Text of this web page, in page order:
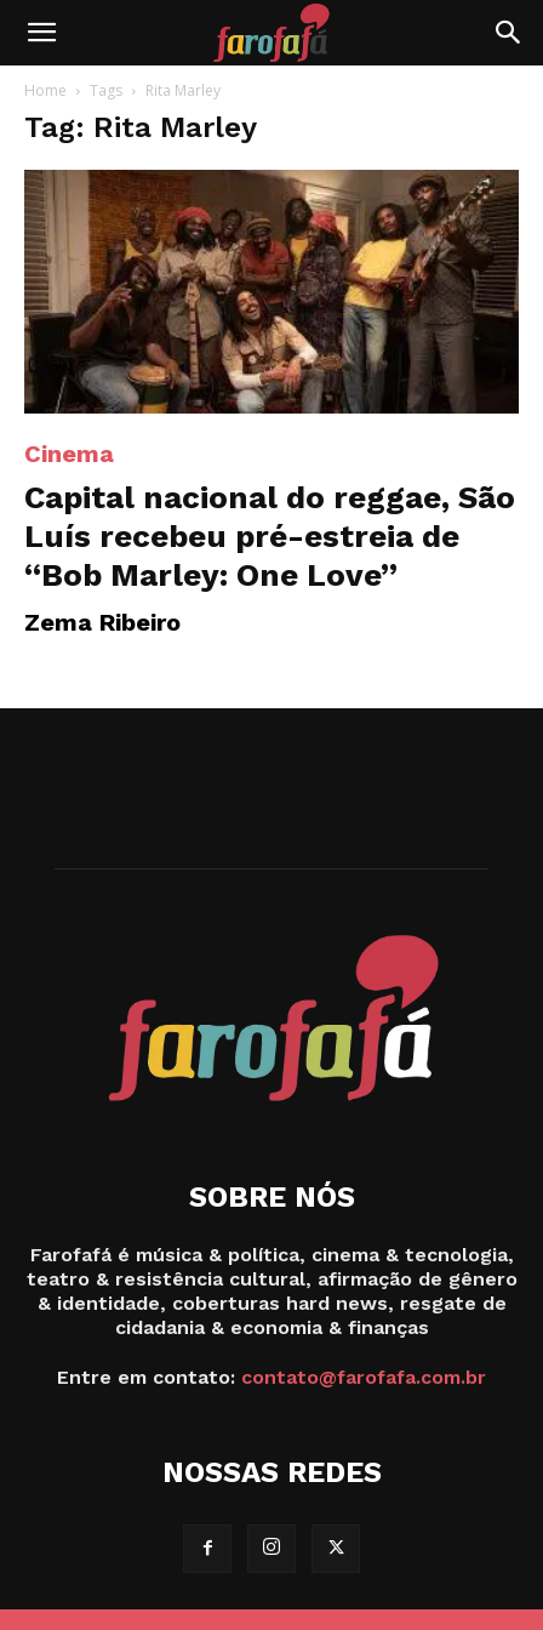
Farofafá
Home Tags Rita Marley
Tag: Rita Marley
Cinema
Capital nacional do reggae, São
Luís recebeu pré-estreia de
“Bob Marley: One Love”
Zema Ribeiro
SOBRE NÓS
Farofafá é música & política, cinema & tecnologia,
teatro & resistência cultural, afirmação de gênero
& identidade, coberturas hard news, resgate de
cidadania & economia & finanças
Entre em contato: contato@farofafa.com.br
NOSSAS REDES